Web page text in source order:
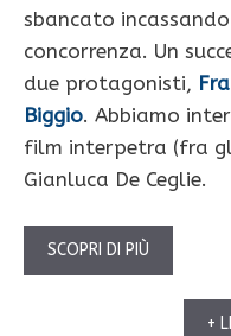
sbancato
concorrenza. Un
due protagonisti,
Biggio. Abbiamo
film interpetra (fra
Gianluca De Ceglie.
SCOPRI DI PIÙ
+